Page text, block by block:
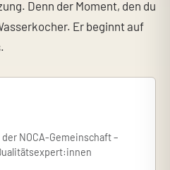
Denn der Moment, den du
Er beginnt auf
NOCA-Gemeinschaft –